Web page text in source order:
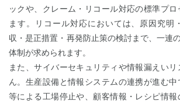
ックや、クレーム・リコール対応の標準プ
ます。リコール対応においては、原因究明
収・是正措置・再発防止策の検討まで、一連
体制が求められます。
また、サイバーセキュリティや情報漏えい
ん。生産設備と情報システムの連携が進む
等による工場停止や、顧客情報・レシピ情